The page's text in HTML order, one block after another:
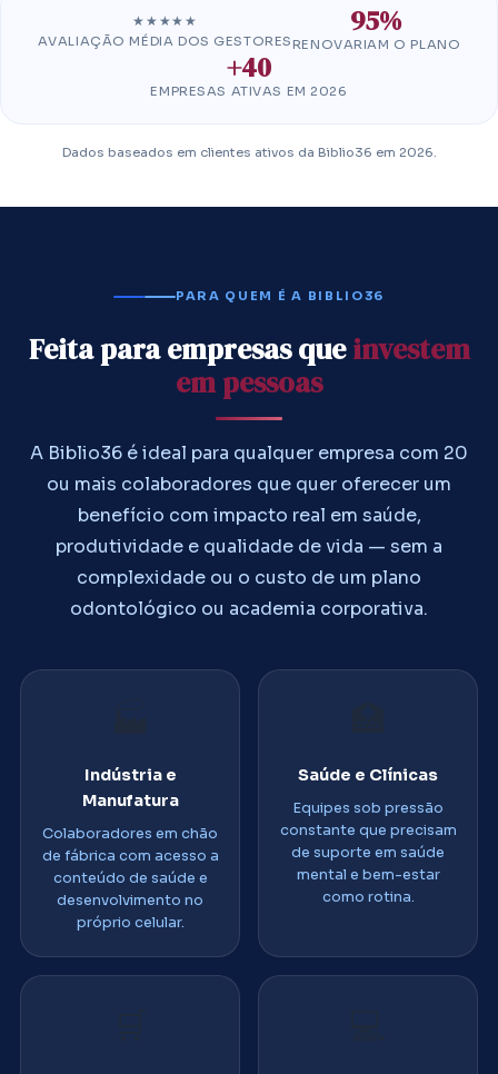
★★★★★
AVALIAÇÃO MÉDIA DOS GESTORES
95%
RENOVARIAM O PLANO
+40
EMPRESAS ATIVAS EM 2026
Dados baseados em clientes ativos da Biblio36 em 2026.
PARA QUEM É A BIBLIO36
Feita para empresas queinvestem
em pessoas
A Biblio36 é ideal para qualquer empresa com 20
ou mais colaboradores que quer oferecer um
benefício com impacto real em saúde,
produtividade e qualidade de vida — sem a
complexidade ou o custo de um plano
odontológico ou academia corporativa.
Indústria e
Manufatura
Colaboradores em chão
de fábrica com acesso a
conteúdo de saúde e
desenvolvimento no
próprio celular.
Saúde e Clínicas
Equipes sob pressão
constante que precisam
de suporte em saúde
mental e bem-estar
como rotina.